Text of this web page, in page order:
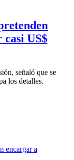
US$
señaló que se
los detalles.